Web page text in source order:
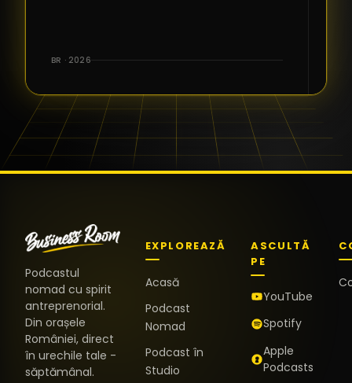
BR · 2026
Podcastul
nomad cu spirit
antreprenorial.
Din orașele
României, direct
în urechile tale -
săptămânal.
EXPLOREAZĂ
Acasă
Podcast
Nomad
Podcast în
Studio
ASCULTĂ
PE
YouTube
Spotify
Apple
Podcasts